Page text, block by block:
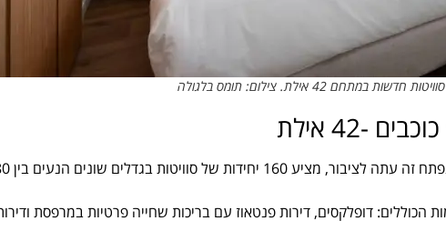
סוויטות חדשות במתחם 42 אילת. צילום: תומס בלגולה